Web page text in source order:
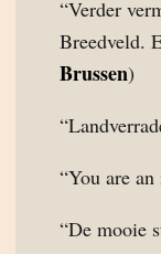
“Verder
Breedveld.
Brussen)
“You are
“De mooie